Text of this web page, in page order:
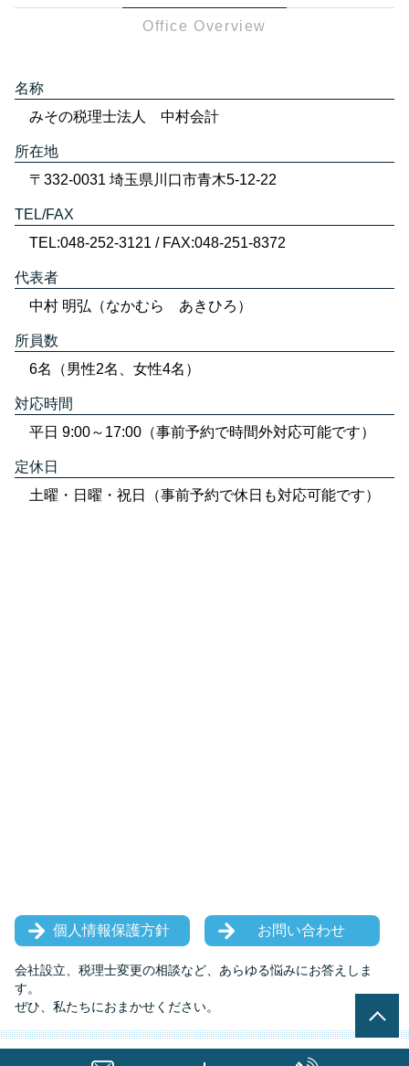
Office Overview
名称
みその税理士法人 中村会計
所在地
〒332-0031 埼玉県川口市青木5-12-22
TEL/FAX
TEL:048-252-3121 / FAX:048-251-8372
代表者
中村 明弘（なかむら あきひろ）
所員数
6名（男性2名、女性4名）
対応時間
平日 9:00～17:00（事前予約で時間外対応可能です）
定休日
土曜・日曜・祝日（事前予約で休日も対応可能です）
個人情報保護方針 お問い合わせ
会社設立、税理士変更の相談など、あらゆる悩みにお答えしま
す。
ぜひ、私たちにおまかせください。